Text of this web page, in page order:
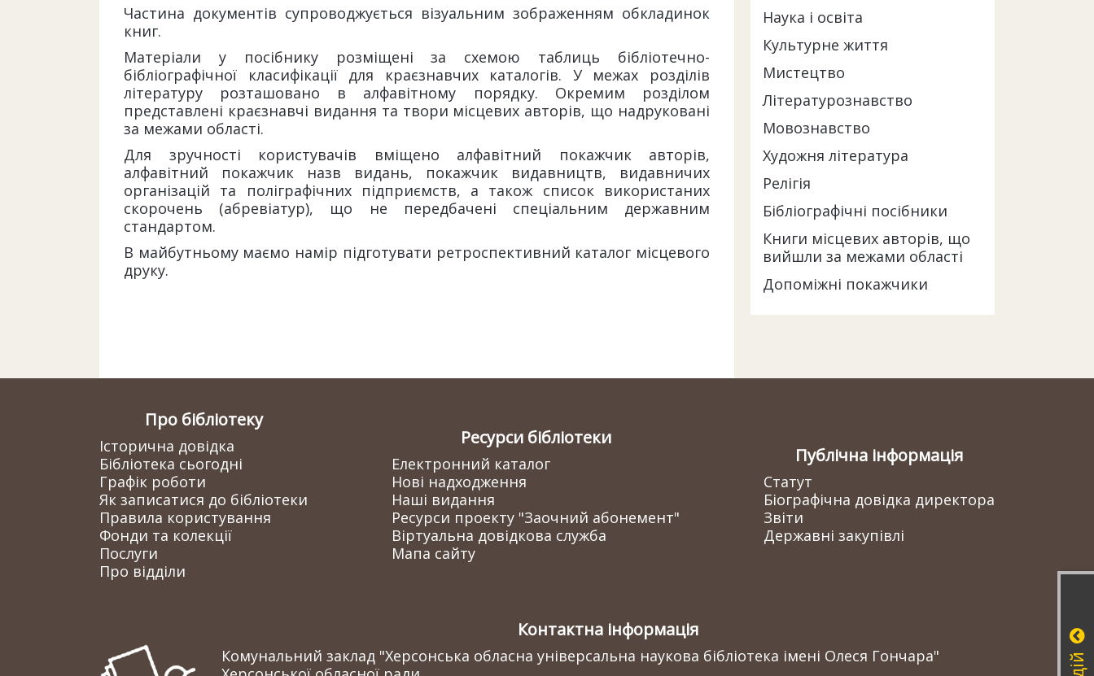
Частина документів супроводжується візуальним зображенням обкладинок
книг.
Матеріали у посібнику розміщені за схемою таблиць бібліотечно-
бібліографічної класифікації для краєзнавчих каталогів. У межах розділів
літературу розташовано в алфавітному порядку. Окремим розділом
представлені краєзнавчі видання та твори місцевих авторів, що надруковані
за межами області.
Для зручності користувачів вміщено алфавітний покажчик авторів,
алфавітний покажчик назв видань, покажчик видавництв, видавничих
організацій та поліграфічних підприємств, а також список використаних
скорочень (абревіатур), що не передбачені спеціальним державним
стандартом.
В майбутньому маємо намір підготувати ретроспективний каталог місцевого
друку.
Наука і освіта
Культурне життя
Мистецтво
Літературознавство
Мовознавство
Художня література
Релігія
Бібліографічні посібники
Книги місцевих авторів, що
вийшли за межами області
Допоміжні покажчики
Про бібліотеку
Історична довідка
Бібліотека сьогодні
Графік роботи
Як записатися до бібліотеки
Правила користування
Фонди та колекції
Послуги
Про відділи
Ресурси бібліотеки
Електронний каталог
Нові надходження
Наші видання
Ресурси проекту "Заочний абонемент"
Віртуальна довідкова служба
Мапа сайту
Публічна інформація
Статут
Біографічна довідка директора
Звіти
Державні закупівлі
Контактна інформація
Комунальний заклад "Херсонська обласна універсальна наукова бібліотека імені Олеся Гончара"